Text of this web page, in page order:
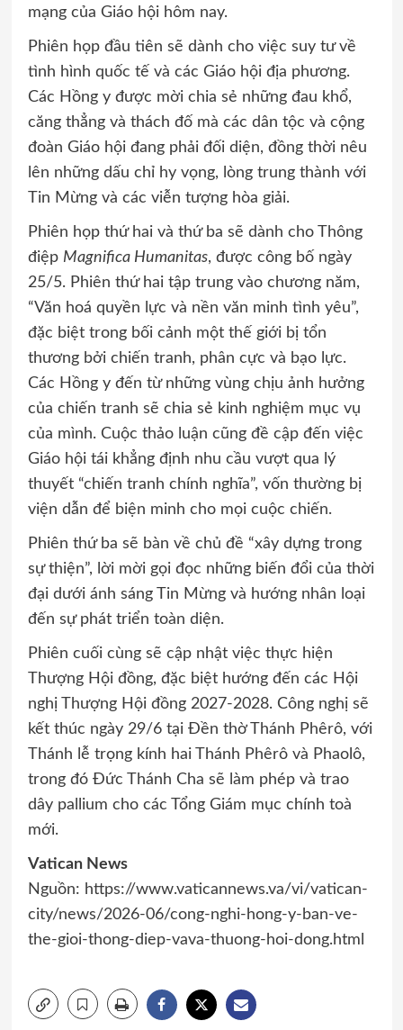
mạng của Giáo hội hôm nay.
Phiên họp đầu tiên sẽ dành cho việc suy tư về
tình hình quốc tế và các Giáo hội địa phương.
Các Hồng y được mời chia sẻ những đau khổ,
căng thẳng và thách đố mà các dân tộc và cộng
đoàn Giáo hội đang phải đối diện, đồng thời nêu
lên những dấu chỉ hy vọng, lòng trung thành với
Tin Mừng và các viễn tượng hòa giải.
Phiên họp thứ hai và thứ ba sẽ dành cho Thông
điệp Magnifica Humanitas, được công bố ngày
25/5. Phiên thứ hai tập trung vào chương năm,
“Văn hoá quyền lực và nền văn minh tình yêu”,
đặc biệt trong bối cảnh một thế giới bị tổn
thương bởi chiến tranh, phân cực và bạo lực.
Các Hồng y đến từ những vùng chịu ảnh hưởng
của chiến tranh sẽ chia sẻ kinh nghiệm mục vụ
của mình. Cuộc thảo luận cũng đề cập đến việc
Giáo hội tái khẳng định nhu cầu vượt qua lý
thuyết “chiến tranh chính nghĩa”, vốn thường bị
viện dẫn để biện minh cho mọi cuộc chiến.
Phiên thứ ba sẽ bàn về chủ đề “xây dựng trong
sự thiện”, lời mời gọi đọc những biến đổi của thời
đại dưới ánh sáng Tin Mừng và hướng nhân loại
đến sự phát triển toàn diện.
Phiên cuối cùng sẽ cập nhật việc thực hiện
Thượng Hội đồng, đặc biệt hướng đến các Hội
nghị Thượng Hội đồng 2027-2028. Công nghị sẽ
kết thúc ngày 29/6 tại Đền thờ Thánh Phêrô, với
Thánh lễ trọng kính hai Thánh Phêrô và Phaolô,
trong đó Đức Thánh Cha sẽ làm phép và trao
dây pallium cho các Tổng Giám mục chính toà
mới.
Vatican News
Nguồn: https://www.vaticannews.va/vi/vatican-
city/news/2026-06/cong-nghi-hong-y-ban-ve-
the-gioi-thong-diep-vava-thuong-hoi-dong.html